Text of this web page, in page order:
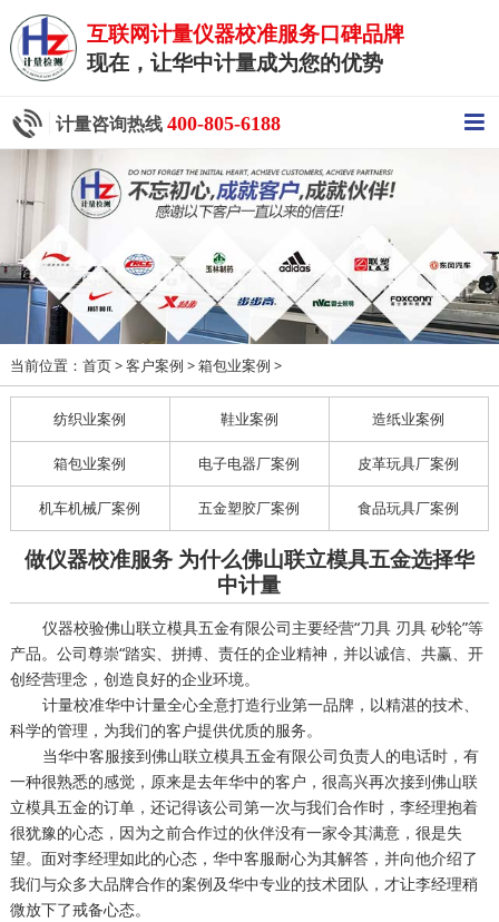
互联网计量仪器校准服务口碑品牌
现在，让华中计量成为您的优势
计量咨询热线 400-805-6188
当前位置： 首页> 客户案例 > 箱包业案例 >
纺织业案例 鞋业案例 造纸业案例
箱包业案例 电子电器厂案例 皮革玩具厂案例
机车机械厂案例 五金塑胶厂案例 食品玩具厂案例
做仪器校准服务 为什么佛山联立模具五金选择华
中计量
仪器校验佛山联立模具五金有限公司主要经营“刀具 刃具 砂轮”等
产品。公司尊崇“踏实、拼搏、责任的企业精神，并以诚信、共赢、开
创经营理念，创造良好的企业环境。
计量校准华中计量全心全意打造行业第一品牌，以精湛的技术、
科学的管理，为我们的客户提供优质的服务。
当华中客服接到佛山联立模具五金有限公司负责人的电话时，有
一种很熟悉的感觉，原来是去年华中的客户，很高兴再次接到佛山联
立模具五金的订单，还记得该公司第一次与我们合作时，李经理抱着
很犹豫的心态，因为之前合作过的伙伴没有一家令其满意，很是失
望。面对李经理如此的心态，华中客服耐心为其解答，并向他介绍了
我们与众多大品牌合作的案例及华中专业的技术团队，才让李经理稍
微放下了戒备心态。